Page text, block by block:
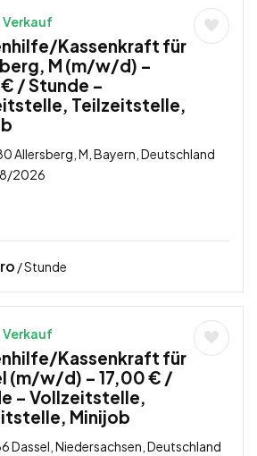
Verkauf
Kassenkraft für
M (m/w/d) –
/ Stunde –
Teilzeitstelle,
Allersberg, M, Bayern, Deutschland
2026
/ Stunde
Verkauf
Kassenkraft für
(m/w/d) – 17,00 € /
– Vollzeitstelle,
Minijob
Dassel, Niedersachsen, Deutschland